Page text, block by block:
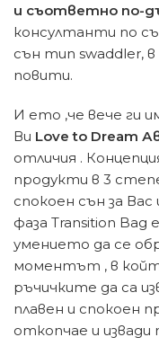
и съответно по-
консултанти по
сън тип swaddler,
повити.
И ето ,че вече ги
Ви Love to Dream
отличия .
продукти в 3
спокоен сън за
фаза Transition
умението да се
моментът , в
ръчичките да са
плавен и спокоен
откопчае и